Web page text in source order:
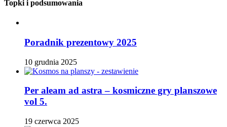
Topki i podsumowania
Poradnik prezentowy 2025
10 grudnia 2025
Per aleam ad astra – kosmiczne gry planszowe
vol 5.
19 czerwca 2025